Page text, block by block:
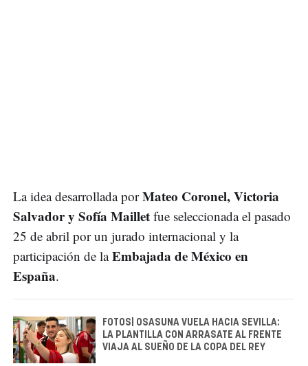
La idea desarrollada porMateo Coronel, Victoria
Salvador y Sofía Maillet fue seleccionada el pasado
25 de abril por un jurado internacional y la
participación de laEmbajada de México en
España.
FOTOS| OSASUNA VUELA HACIA SEVILLA:
LA PLANTILLA CON ARRASATE AL FRENTE
VIAJA AL SUEÑO DE LA COPA DEL REY